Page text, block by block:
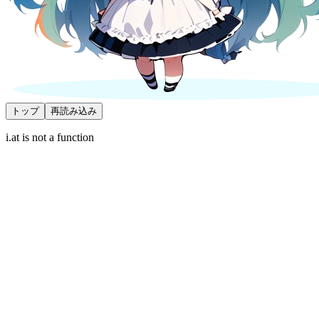
トップ 再読み込み
i.at is not a function